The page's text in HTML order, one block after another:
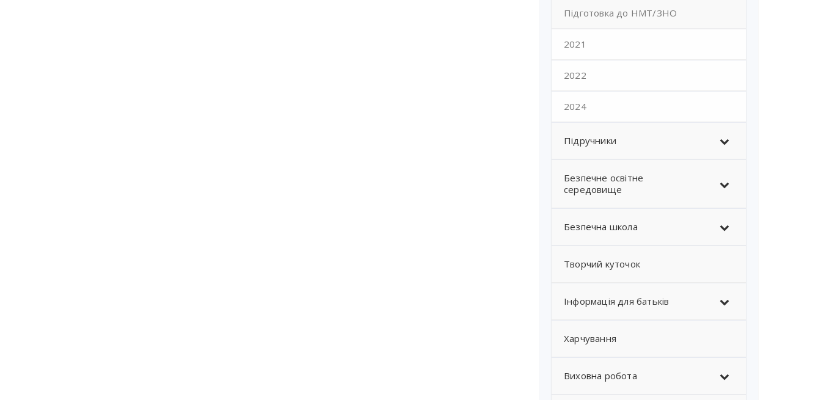
Підготовка до НМТ/ЗНО
2021
2022
2024
Підручники
Безпечне освітне
середовище
Безпечна школа
Творчий куточок
Інформація для батьків
Харчування
Виховна робота